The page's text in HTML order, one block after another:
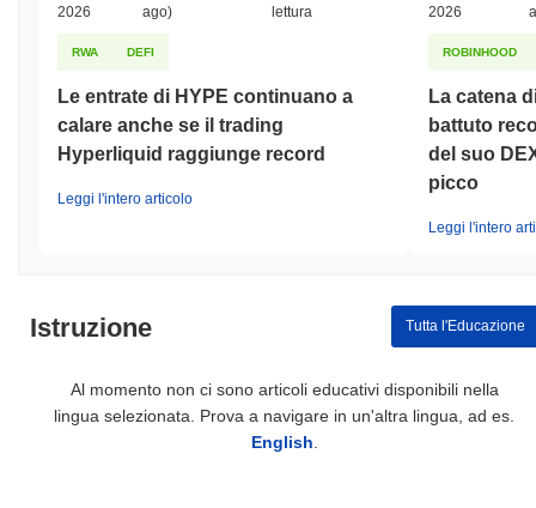
2026
ago)
lettura
RWA DEFI
Le entrate di HYPE continuano a
calare anche se il trading
Hyperliquid raggiunge record
Leggi l'intero articolo
2026
ROBINHOOD
La catena
battuto
del suo
picco
Leggi l'intero
Istruzione Tutta l'Educazione
Al momento non ci sono articoli educativi disponibili nella
lingua selezionata. Prova a navigare in un'altra lingua, ad es.
English